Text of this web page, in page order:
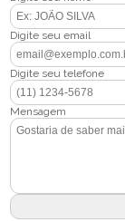
Digite seu email
Digite seu telefone
Mensagem